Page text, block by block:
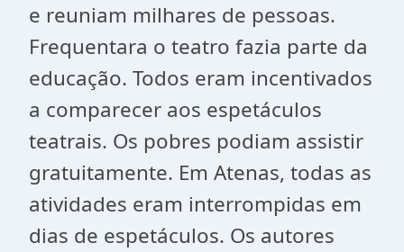
e reuniam milhares de pessoas.
Frequentara o teatro fazia parte da
educação. Todos eram incentivados
a comparecer aos espetáculos
teatrais. Os pobres podiam assistir
gratuitamente. Em Atenas, todas as
atividades eram interrompidas em
dias de espetáculos. Os autores